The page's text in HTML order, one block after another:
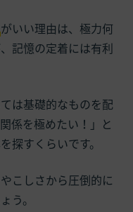
がいい理由は、極力何
記憶の定着には有利
は基礎的なものを配
係を極めたい！」と
探すくらいです。
こしさから圧倒的に
う。